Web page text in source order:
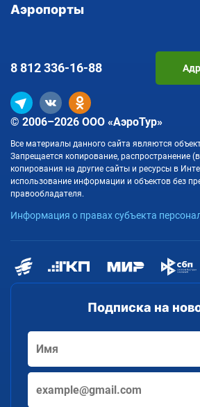
Аэропорты
Подписка на
© 2006–2026 ООО «АэроТур»
Все материалы данного сайта являются
Запрещается копирование, распространение
копирования на другие сайты и ресурсы в
использование информации и объектов без
правообладателя.
Информация о правах субъекта
8 812336-16-88